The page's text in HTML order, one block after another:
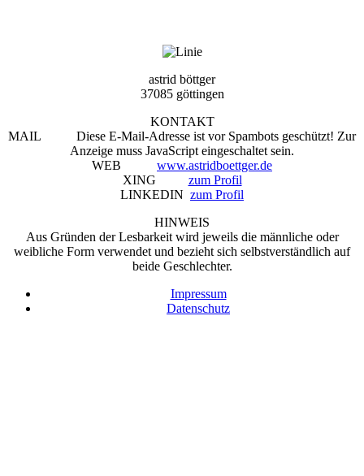
astrid böttger
37085 göttingen
KONTAKT
MAIL Diese E-Mail-Adresse ist vor Spambots geschützt! Zur
Anzeige muss JavaScript eingeschaltet sein.
WEB www.astridboettger.de
XING zum Profil
LINKEDIN zum Profil
HINWEIS
Aus Gründen der Lesbarkeit wird jeweils die männliche oder
weibliche Form verwendet und bezieht sich selbstverständlich auf
beide Geschlechter.
Impressum
Datenschutz